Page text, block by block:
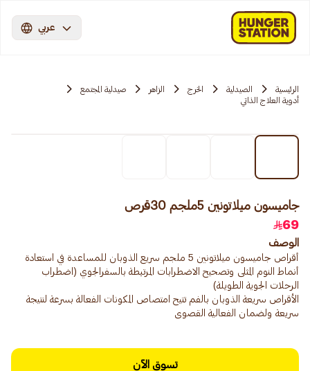
عربي
الرئيسية الصيدلية الخرج الزاهر
صيدلية المجتمع
أدوية العلاج الذاتي
جاميسون ميلاتونين 5ملجم 30قرص
69
الوصف
أقراص جاميسون ميلاتونين 5 ملجم سريع الذوبان للمساعدة في استعادة
أنماط النوم المثلى وتصحيح الاضطرابات المرتبطة بالسفرالجوي (اضطراب
الأقراص سريعة الذوبان بالفم تتيح امتصاص المكونات الفعالة بسرعة لنتيجة
سريعة ولضمان الفعالية القصوى
تسوق الآن